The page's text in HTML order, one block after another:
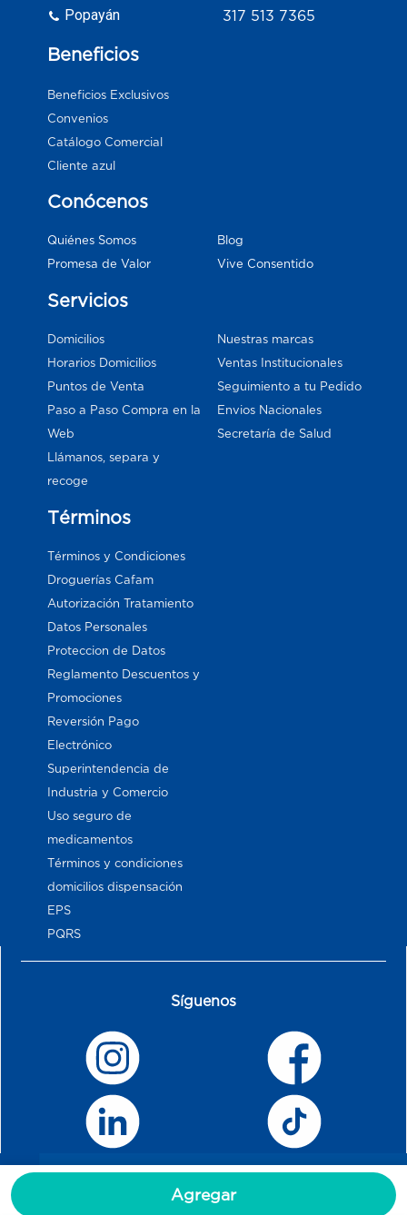
Agregar
Popayán
317 513 7365
Beneficios
Beneficios Exclusivos
Convenios
Catálogo Comercial
Cliente azul
Conócenos
Quiénes Somos
Promesa de Valor
Blog
Vive Consentido
Servicios
Domicilios
Horarios Domicilios
Puntos de Venta
Paso a Paso Compra en la
Web
Llámanos, separa y
recoge
Nuestras marcas
Ventas Institucionales
Seguimiento a tu Pedido
Envios Nacionales
Secretaría de Salud
Términos
Términos y Condiciones
Droguerías Cafam
Autorización Tratamiento
Datos Personales
Proteccion de Datos
Reglamento Descuentos y
Promociones
Reversión Pago
Electrónico
Superintendencia de
Industria y Comercio
Uso seguro de
medicamentos
Términos y condiciones
domicilios dispensación
EPS
PQRS
Síguenos